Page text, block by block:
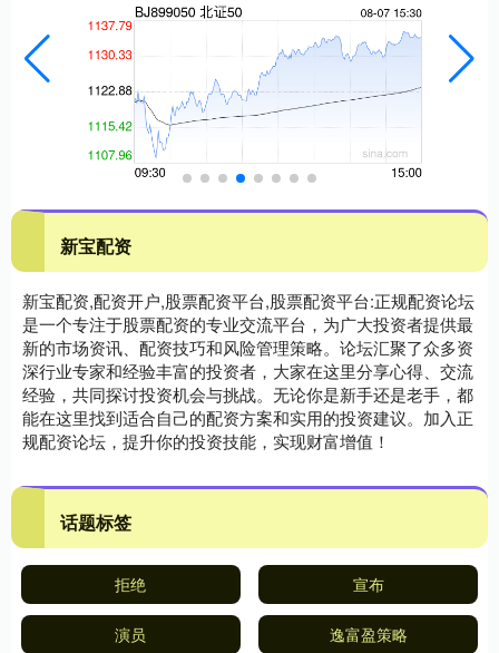
新宝配资
新宝配资,配资开户,股票配资平台,股票配资平台:正规配资论坛
是一个专注于股票配资的专业交流平台，为广大投资者提供最
新的市场资讯、配资技巧和风险管理策略。论坛汇聚了众多资
深行业专家和经验丰富的投资者，大家在这里分享心得、交流
经验，共同探讨投资机会与挑战。无论你是新手还是老手，都
能在这里找到适合自己的配资方案和实用的投资建议。加入正
规配资论坛，提升你的投资技能，实现财富增值！
话题标签
拒绝 宣布
演员 逸富盈策略